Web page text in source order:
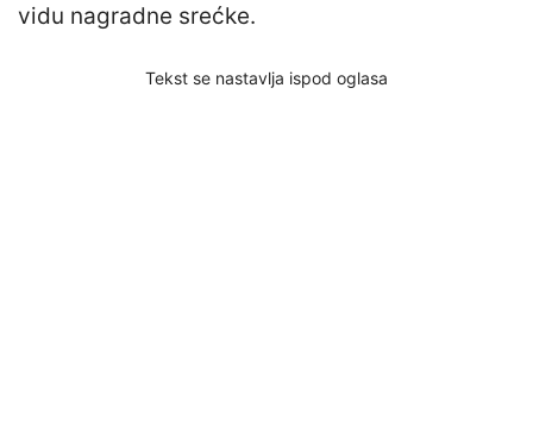
vidu nagradne srećke.
Tekst se nastavlja ispod oglasa